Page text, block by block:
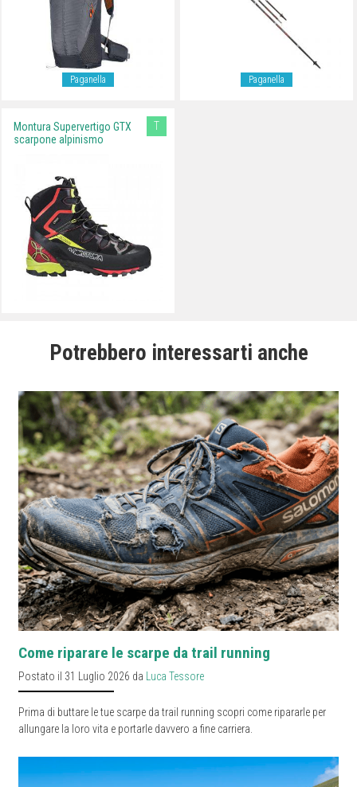
Paganella Paganella
Montura Supervertigo GTX
scarpone alpinismo
T
Potrebbero interessarti anche
Come riparare le scarpe da trail running
Postato il 31 Luglio 2026 da Luca Tessore
Prima di buttare le tue scarpe da trail running scopri come ripararle per
allungare la loro vita e portarle davvero a fine carriera.